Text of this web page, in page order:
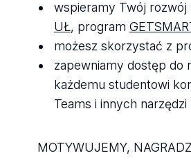
wspieramy Twój rozwój
UŁ, program
możesz skorzystać z
zapewniamy dostęp do
każdemu studentowi
Teams i innych
MOTYWUJEMY,